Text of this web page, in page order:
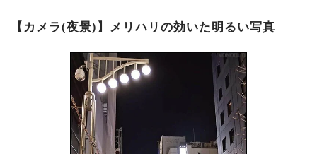
【カメラ(夜景)】メリハリの効いた明るい写真